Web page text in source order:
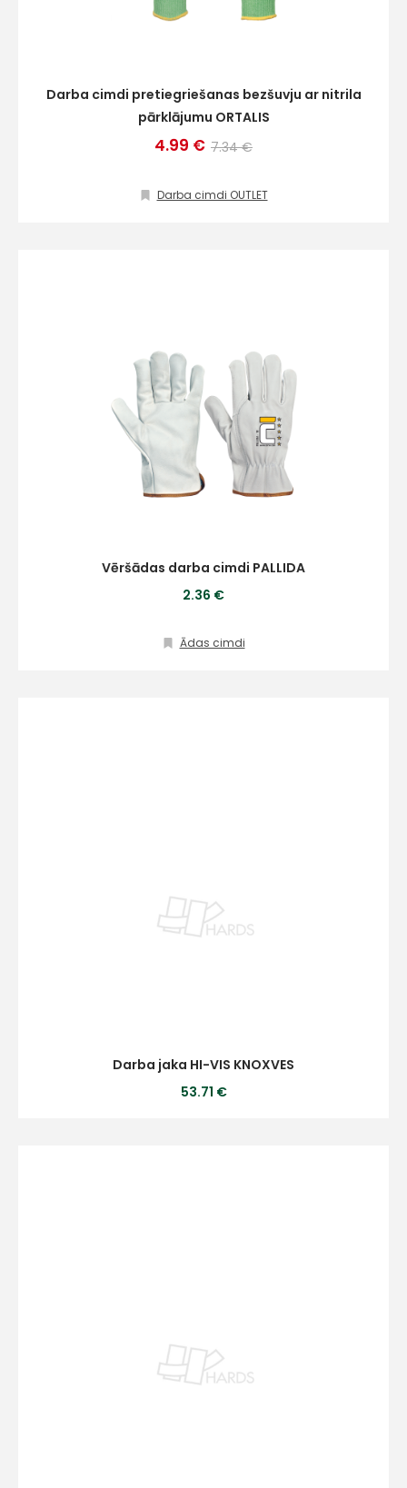
Darba cimdi pretiegriešanas bezšuvju ar nitrila
pārklājumu ORTALIS
4.99 € 7.34 €
Darba cimdi OUTLET
Vēršādas darba cimdi PALLIDA
2.36 €
Ādas cimdi
Darba jaka HI-VIS KNOXVES
53.71 €